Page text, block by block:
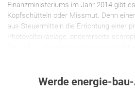
Finanzministeriums im Jahr 2014 gibt
Kopfschütteln oder Missmut. Denn
aus Steuermitteln die Errichtung einer
Photovoltaikanlage, andererseits
Werde energie-